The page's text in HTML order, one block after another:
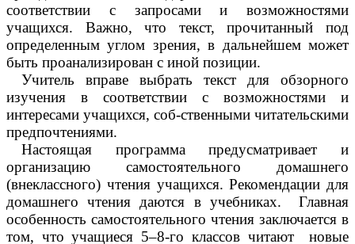
соответствии с запросами и возможностями
учащихся. Важно, что текст, прочитанный под
определенным углом зрения, в дальнейшем может
быть проанализирован с иной позиции.
Учитель вправе выбрать текст для обзорного
изучения в соответствии с возможностями и
интересами учащихся, соб-ственными читательскими
предпочтениями.
Настоящая программа предусматривает и
организацию самостоятельного домашнего
(внеклассного) чтения учащихся. Рекомендации для
домашнего чтения даются в учебниках. Главная
особенность самостоятельного чтения заключается в
том, что учащиеся 5–8-го классов читают новые